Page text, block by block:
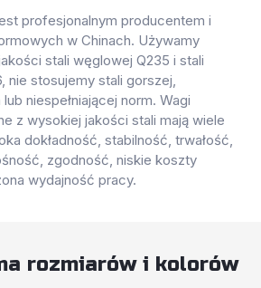
profesjonalnym producentem i
w Chinach. Używamy
stali węglowej Q235 i stali
nie stosujemy stali gorszej,
niespełniającej norm. Wagi
z wysokiej jakości stali mają wiele
dokładność, stabilność, trwałość,
zgodność, niskie koszty
wydajność pracy.
rozmiarów i kolorów